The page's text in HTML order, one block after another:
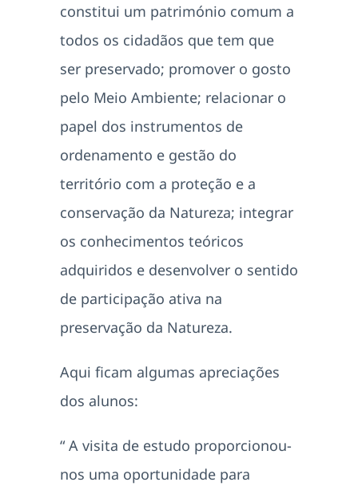
constitui um património comum a
todos os cidadãos que tem que
ser preservado; promover o gosto
pelo Meio Ambiente; relacionar o
papel dos instrumentos de
ordenamento e gestão do
território com a proteção e a
conservação da Natureza; integrar
os conhecimentos teóricos
adquiridos e desenvolver o sentido
de participação ativa na
preservação da Natureza.
Aqui ficam algumas apreciações
dos alunos:
“ A visita de estudo proporcionou-
nos uma oportunidade para